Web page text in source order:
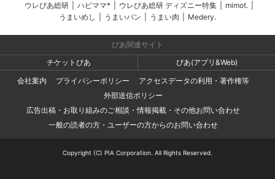
ウレぴあ総研 ハピママ* ウレぴあ総研 ディズニー特集 mimot.
うまいめし
うまいパン うまい肉 Medery.
ぴあ関連サイト
チケットぴあ
ぴあ(アプリ&Web)
会社案内
プライバシーポリシー
アクセスデータの利用・著作権等
外部送信ポリシー
広告出稿・お取り組みのご相談・情報掲載・その他お問い合わせ
一般の読者の方・ユーザーの方からのお問い合わせ
Copyright (C) PIA Corporation. All Rights Reserved.